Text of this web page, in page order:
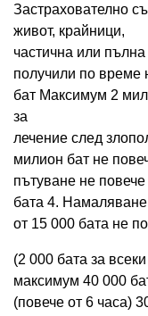
Застрахователно
живот, крайници,
частична или
получили по време
бат Максимум 2
за
лечение след
милион бат не
пътуване не
бата 4.
от 15 000 бата не
(2 000 бата за
максимум 40 000
(повече от 6 часа)